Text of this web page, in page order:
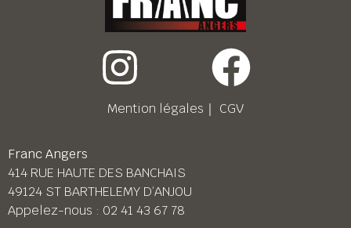
Mention légales ｜ CGV
Franc Angers
414 RUE HAUTE DES BANCHAIS
49124 ST BARTHELEMY D’ANJOU
Appelez-nous : 02 41 43 67 78